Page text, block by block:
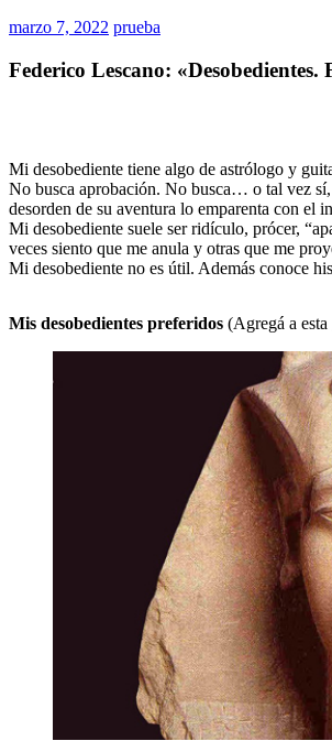
marzo 7, 2022 prueba
Federico Lescano: «Desobedientes.
Mi desobediente tiene algo de astrólogo y
No busca aprobación. No busca… o tal vez sí,
desorden de su aventura lo emparenta con el
Mi desobediente suele ser ridículo, prócer,
veces siento que me anula y otras que me
Mi desobediente no es útil. Además conoce
Mis desobedientes preferidos (Agregá a